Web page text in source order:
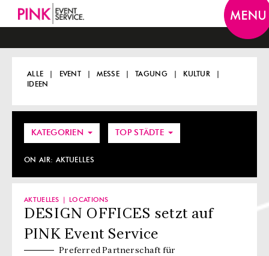
ALLE EVENT MESSE TAGUNG
KULTUR
IDEEN
AKTUELLES LOCATIONS
DESIGN OFFICES setzt auf
PINK Event Service
Preferred Partnerschaft für
KATEGORIEN TOP STÄDTE
ON AIR: AKTUELLES